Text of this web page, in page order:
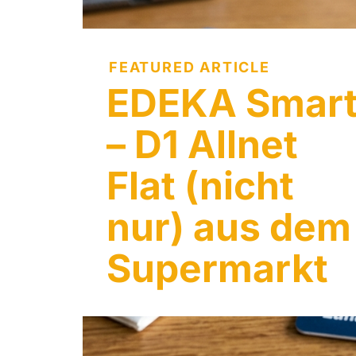
FEATURED ARTICLE
EDEKA
– D1 Allnet
Flat (nicht
nur) aus dem
Supermarkt